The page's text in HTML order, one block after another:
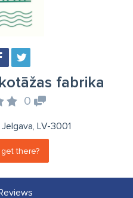
fabrika
0
LV-3001
there?